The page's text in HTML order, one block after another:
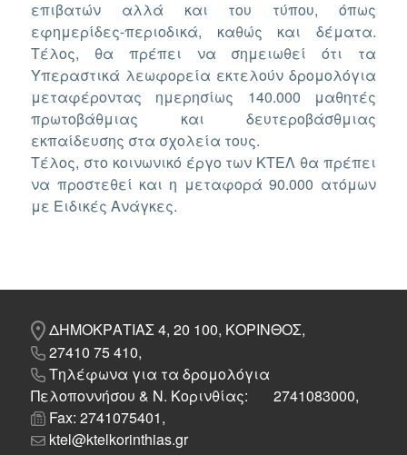
επιβατών αλλά και του τύπου, όπως
εφημερίδες-περιοδικά, καθώς και δέματα.
Τέλος, θα πρέπει να σημειωθεί ότι τα
Υπεραστικά λεωφορεία εκτελούν δρομολόγια
μεταφέροντας ημερησίως 140.000 μαθητές
πρωτοβάθμιας και δευτεροβάσθμιας
εκπαίδευσης στα σχολεία τους.
Τέλος, στο κοινωνικό έργο των ΚΤΕΛ θα πρέπει
να προστεθεί και η μεταφορά 90.000 ατόμων
με Ειδικές Ανάγκες.
ΔΗΜΟΚΡΑΤΙΑΣ 4, 20 100, ΚΟΡΙΝΘΟΣ,
27410 75 410,
Τηλέφωνα για τα δρομολόγια
Πελοποννήσου & Ν. Κορινθίας: 2741083000,
Fax: 2741075401,
ktel@ktelkorinthias.gr